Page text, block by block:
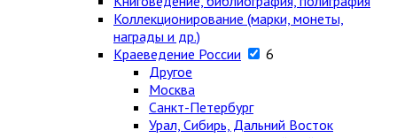
Коллекционирование (марки, монеты,
награды и др.)
Краеведение России
6
Другое
Москва
Санкт-Петербург
Урал, Сибирь, Дальний Восток